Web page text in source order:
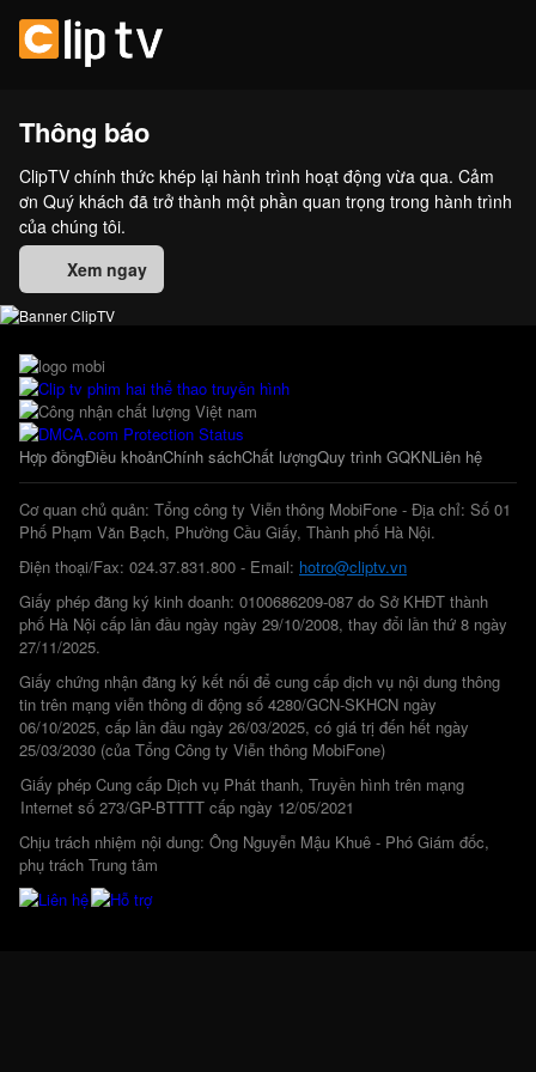
Thông báo
ClipTV chính thức khép lại hành trình hoạt động vừa qua. Cảm
ơn Quý khách đã trở thành một phần quan trọng trong hành trình
của chúng tôi.
Xem ngay
Hợp đồngĐiều khoảnChính sáchChất lượngQuy trình GQKNLiên hệ
Cơ quan chủ quản: Tổng công ty Viễn thông MobiFone - Địa chỉ: Số 01
Phố Phạm Văn Bạch, Phường Cầu Giấy, Thành phố Hà Nội.
Điện thoại/Fax: 024.37.831.800 - Email: hotro@cliptv.vn
Giấy phép đăng ký kinh doanh: 0100686209-087 do Sở KHĐT thành
phố Hà Nội cấp lần đầu ngày ngày 29/10/2008, thay đổi lần thứ 8 ngày
27/11/2025.
Giấy chứng nhận đăng ký kết nối để cung cấp dịch vụ nội dung thông
tin trên mạng viễn thông di động số 4280/GCN-SKHCN ngày
06/10/2025, cấp lần đầu ngày 26/03/2025, có giá trị đến hết ngày
25/03/2030 (của Tổng Công ty Viễn thông MobiFone)
Giấy phép Cung cấp Dịch vụ Phát thanh, Truyền hình trên mạng
Internet số 273/GP-BTTTT cấp ngày 12/05/2021
Chịu trách nhiệm nội dung: Ông Nguyễn Mậu Khuê - Phó Giám đốc,
phụ trách Trung tâm